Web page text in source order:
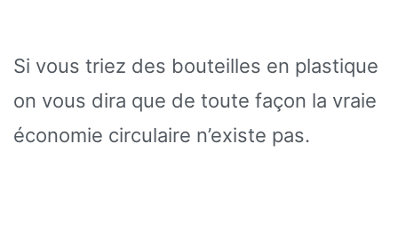
Si vous triez des bouteilles en plastique
on vous dira que de toute façon la vraie
économie circulaire n’existe pas.